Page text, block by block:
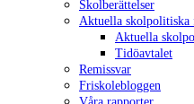
Skolberättelser
Aktuella skolpolitiska
Aktuella
Tidöavtalet
Remissvar
Friskolebloggen